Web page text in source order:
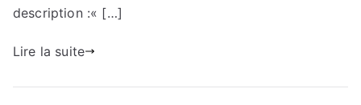
description :« […]
Lire la suite